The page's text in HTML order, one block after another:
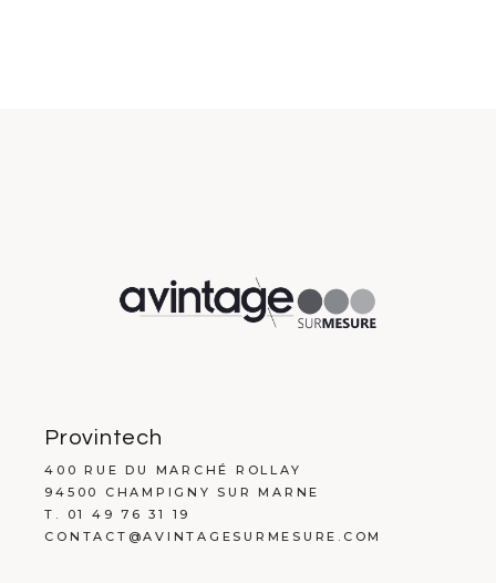
Provintech
400 RUE DU MARCHÉ ROLLAY
94500 CHAMPIGNY SUR MARNE
T. 01 49 76 31 19
CONTACT@AVINTAGESURMESURE.COM